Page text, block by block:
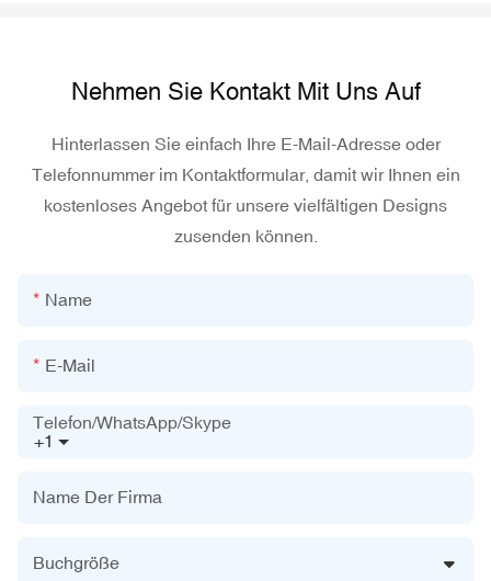
Nehmen Sie Kontakt Mit Uns Auf
Hinterlassen Sie einfach Ihre E-Mail-Adresse oder
Telefonnummer im Kontaktformular, damit wir Ihnen ein
kostenloses Angebot für unsere vielfältigen Designs
zusenden können.
Name
E-Mail
+1
Telefon/WhatsApp/Skype
Name Der Firma
Buchgröße